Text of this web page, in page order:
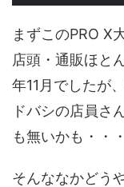
まずこのPRO X
店頭・通販ほと
年11月でしたが
ドバシの店員さ
も無いかも・・
そんななかどう